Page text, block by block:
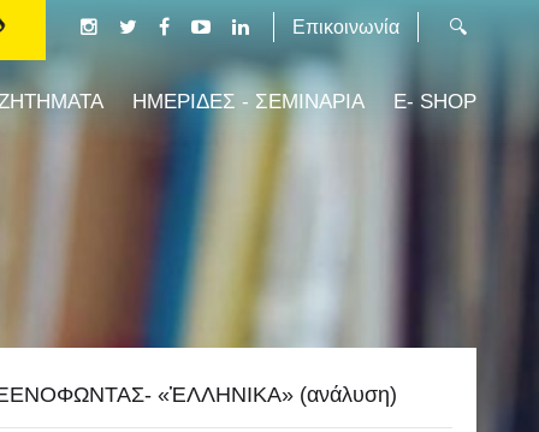
Επικοινωνία
ΗΜΕΡΙΔΕΣ - ΣΕΜΙΝΑΡΙΑ E- SHOP
«ἙΛΛΗΝΙΚΑ» (ανάλυση)